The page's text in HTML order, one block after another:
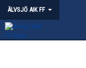
ÄLVSJÖ AIK FF